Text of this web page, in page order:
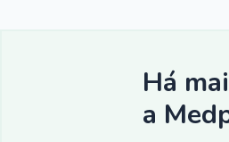
Há
a